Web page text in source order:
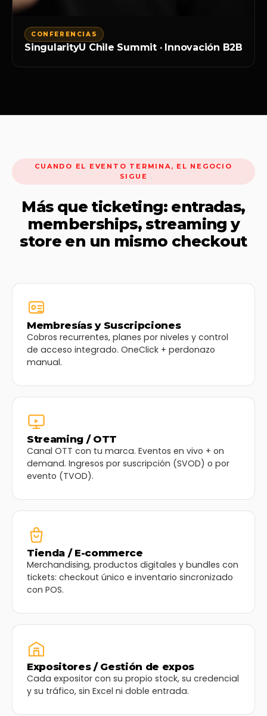
CONFERENCIAS
SingularityU Chile Summit · Innovación B2B
CUANDO EL EVENTO TERMINA, EL NEGOCIO
SIGUE
Más que ticketing: entradas,
memberships, streaming y
store en un mismo checkout
Membresías y Suscripciones
Cobros recurrentes, planes por niveles y control
de acceso integrado. OneClick + perdonazo
manual.
Streaming / OTT
Canal OTT con tu marca. Eventos en vivo + on
demand. Ingresos por suscripción (SVOD) o por
evento (TVOD).
Tienda / E-commerce
Merchandising, productos digitales y bundles con
tickets: checkout único e inventario sincronizado
con POS.
Expositores / Gestión de expos
Cada expositor con su propio stock, su credencial
y su tráfico, sin Excel ni doble entrada.